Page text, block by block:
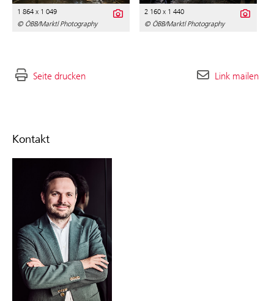
Kontakt
1 864 x 1 049
© ÖBB/Marktl Photography
2 160 x 1 440
© ÖBB/Marktl Photography
Seite drucken Link mailen